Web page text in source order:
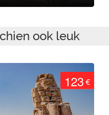
ook leuk
123 €